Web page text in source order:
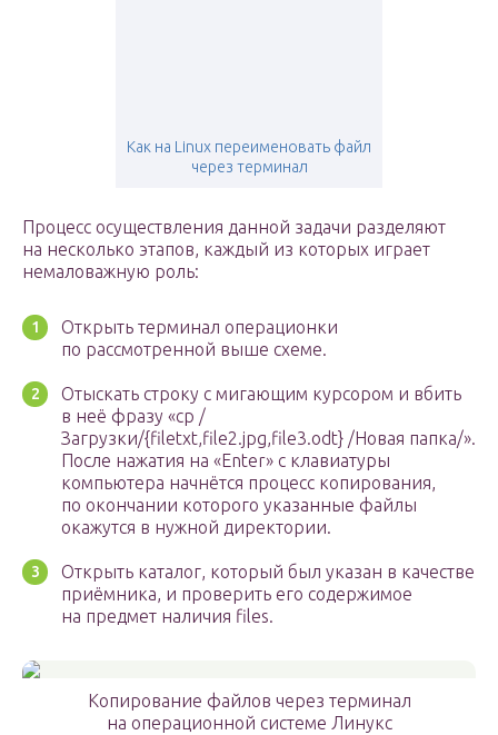
Как на Linux переименовать файл
через терминал
Процесс осуществления данной задачи разделяют
на несколько этапов, каждый из которых играет
немаловажную роль:
Открыть терминал операционки
по рассмотренной выше схеме.
Отыскать строку с мигающим курсором и вбить
в неё фразу «cp /
Загрузки/{filetxt,file2.jpg,file3.odt} /Новая папка/».
После нажатия на «Enter» с клавиатуры
компьютера начнётся процесс копирования,
по окончании которого указанные файлы
окажутся в нужной директории.
Открыть каталог, который был указан в качестве
приёмника, и проверить его содержимое
на предмет наличия files.
Копирование файлов через терминал
на операционной системе Линукс